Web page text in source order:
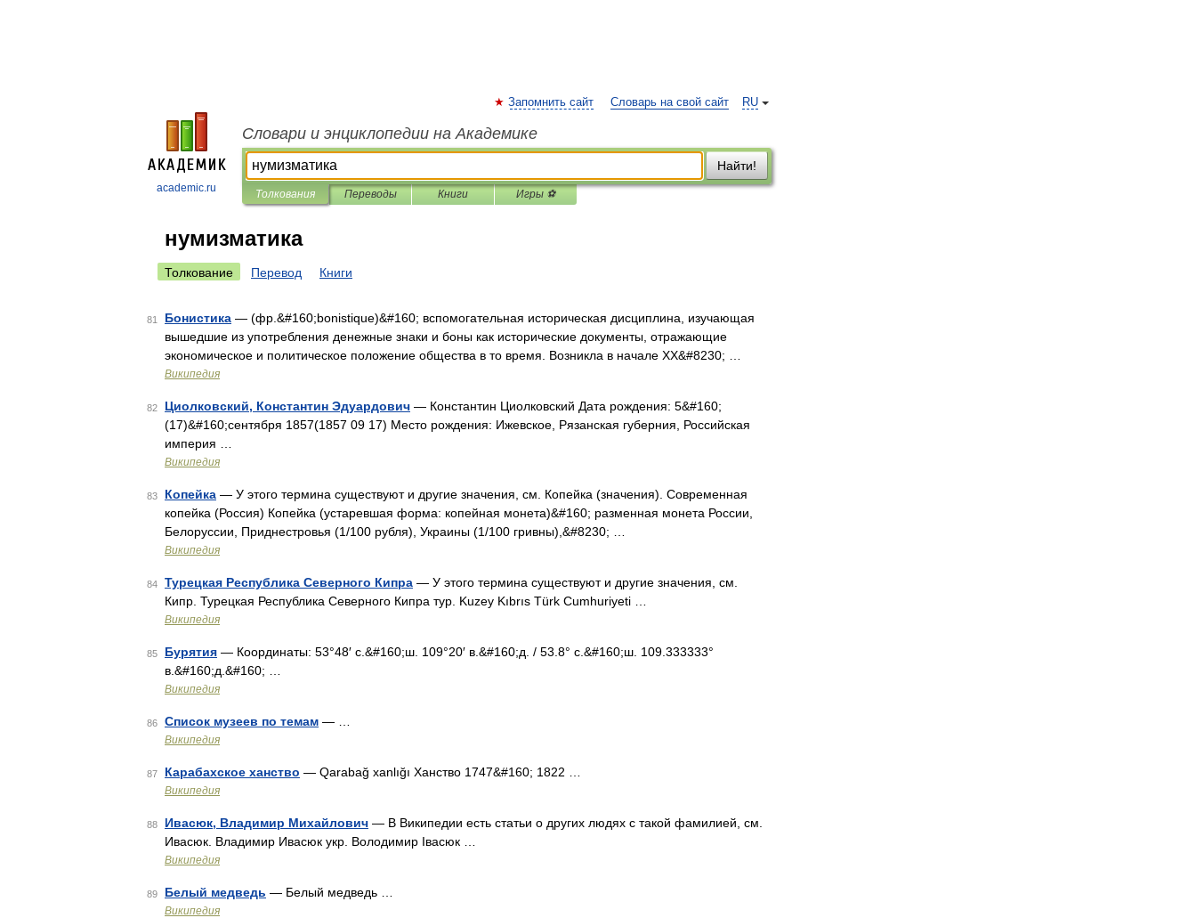
academic.ru
RU
Запомнить сайт Словарь на свой сайт
Словари и энциклопедии на Академике
Найти!
Толкования Переводы Книги Игры ⚽
нумизматика
Толкование Перевод Книги
81 Бонистика — (фр.&#160;bonistique)&#160; вспомогательная историческая дисциплина, изучающая
вышедшие из употребления денежные знаки и боны как исторические документы, отражающие
экономическое и политическое положение общества в то время. Возникла в начале XX&#8230; …
Википедия
82 Циолковский, Константин Эдуардович — Константин Циолковский Дата рождения: 5&#160;
(17)&#160;сентября 1857(1857 09 17) Место рождения: Ижевское, Рязанская губерния, Российская
империя …
Википедия
83 Копейка — У этого термина существуют и другие значения, см. Копейка (значения). Современная
копейка (Россия) Копейка (устаревшая форма: копейная монета)&#160; разменная монета России,
Белоруссии, Приднестровья (1/100 рубля), Украины (1/100 гривны),&#8230; …
Википедия
84 Турецкая Республика Северного Кипра — У этого термина существуют и другие значения, см.
Кипр. Турецкая Республика Северного Кипра тур. Kuzey Kıbrıs Türk Cumhuriyeti …
Википедия
85 Бурятия — Координаты: 53°48′ с.&#160;ш. 109°20′ в.&#160;д. / 53.8° с.&#160;ш. 109.333333°
в.&#160;д.&#160; …
Википедия
86 Список музеев по темам — …
Википедия
87 Карабахское ханство — Qarabağ xanlığı Ханство 1747&#160; 1822 …
Википедия
88 Ивасюк, Владимир Михайлович — В Википедии есть статьи о других людях с такой фамилией, см.
Ивасюк. Владимир Ивасюк укр. Володимир Івасюк …
Википедия
89 Белый медведь — Белый медведь …
Википедия